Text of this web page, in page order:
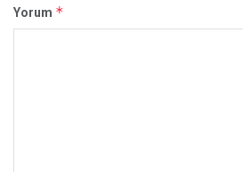
Yorum *